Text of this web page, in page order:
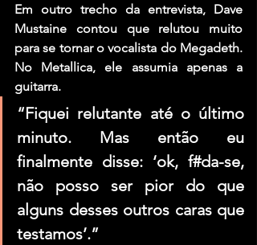
Em outro trecho da entrevista, Dave
Mustaine contou que relutou muito
para se tornar o vocalista do Megadeth.
No Metallica, ele assumia apenas a
guitarra.
“Fiquei relutante até o último
minuto. Mas então eu
finalmente disse: ‘ok, f#da-se,
não posso ser pior do que
alguns desses outros caras que
testamos’.”